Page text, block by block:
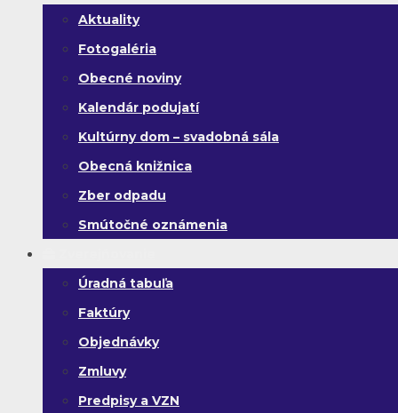
Aktuality
Fotogaléria
Obecné noviny
Kalendár podujatí
Kultúrny dom – svadobná sála
Obecná knižnica
Zber odpadu
Smútočné oznámenia
Úradná tabuľa
Faktúry
Objednávky
Zmluvy
Predpisy a VZN